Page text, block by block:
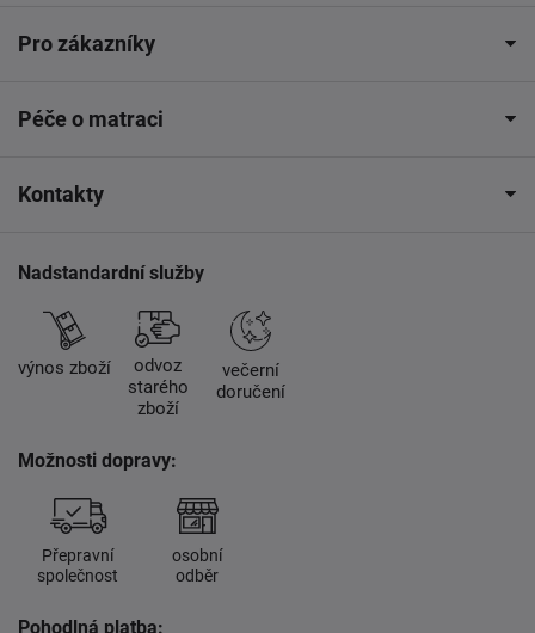
Pro zákazníky
Péče o matraci
Kontakty
Nadstandardní služby
výnos zboží
odvoz
starého
zboží
večerní
doručení
Možnosti dopravy:
Přepravní
společnost
osobní
odběr
Pohodlná platba: